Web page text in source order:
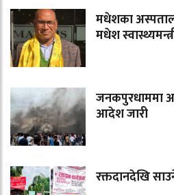
मधेशका
मधेश
जनकपुरधाममा
आदेश जारी
रक्तदानदेखि